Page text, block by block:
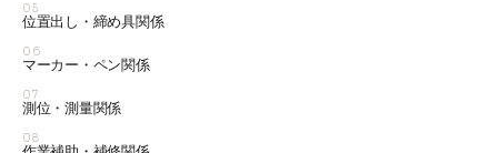
05
位置出し・締め具関係
06
マーカー・ペン関係
07
測位・測量関係
08